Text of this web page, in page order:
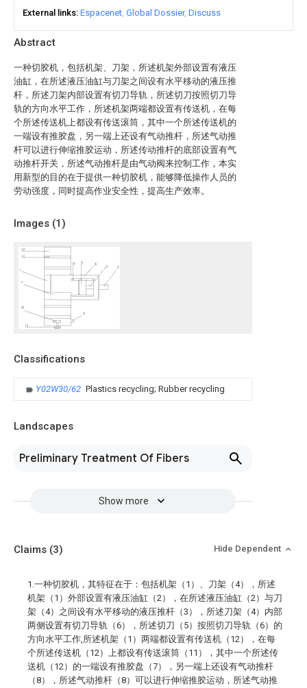
Abstract
一种切胶机，包括机架、刀架，所述机架外部设置有液压
油缸，在所述液压油缸与刀架之间设有水平移动的液压推
杆，所述刀架内部设置有切刀导轨，所述切刀按照切刀导
轨的方向水平工作，所述机架两端都设置有传送机，在每
个所述传送机上都设有传送滚筒，其中一个所述传送机的
一端设有推胶盘，另一端上还设有气动推杆，所述气动推
杆可以进行伸缩推胶运动，所述传动推杆的底部设置有气
动推杆开关，所述气动推杆是由气动阀来控制工作，本实
用新型的目的在于提供一种切胶机，能够降低操作人员的
劳动强度，同时提高作业安全性，提高生产效率。
Images (1)
Classifications
Y02W30/62 Plastics recycling; Rubber recycling
Landscapes
Preliminary Treatment Of Fibers
Show more
External links Espacenet Global Dossier Discuss
Claims (3) Hide Dependent
1.一种切胶机，其特征在于：包括机架（1）、刀架（4），所述
机架（1）外部设置有液压油缸（2），在所述液压油缸（2）与刀
架（4）之间设有水平移动的液压推杆（3），所述刀架（4）内部
两侧设置有切刀导轨（6），所述切刀（5）按照切刀导轨（6）的
方向水平工作,所述机架（1）两端都设置有传送机（12），在每
个所述传送机（12）上都设有传送滚筒（11），其中一个所述传
送机（12）的一端设有推胶盘（7），另一端上还设有气动推杆
（8），所述气动推杆（8）可以进行伸缩推胶运动，所述气动推